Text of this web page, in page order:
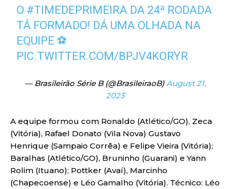
O #TIMEDEPRIMEIRA DA 24ª RODADA
TÁ FORMADO! DÁ UMA OLHADA NA
EQUIPE ⚽️
PIC.TWITTER.COM/BPJV4KORYR
— Brasileirão Série B (@BrasileiraoB) August 21,
2023
A equipe formou com Ronaldo (Atlético/GO), Zeca
(Vitória), Rafael Donato (Vila Nova) Gustavo
Henrique (Sampaio Corrêa) e Felipe Vieira (Vitória);
Baralhas (Atlético/GO), Bruninho (Guarani) e Yann
Rolim (Ituano); Pottker (Avaí), Marcinho
(Chapecoense) e Léo Gamalho (Vitória). Técnico: Léo